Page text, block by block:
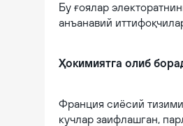
Бу ғоялар
анъанавий
Ҳокимиятга олиб
Франция сиёсий
кучлар заифлашган,